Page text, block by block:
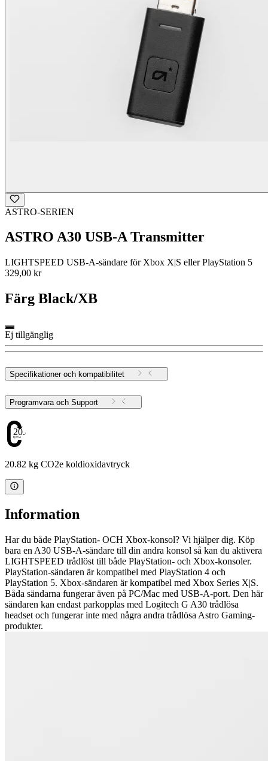
ASTRO-SERIEN
ASTRO A30 USB-A Transmitter
LIGHTSPEED USB-A-sändare för Xbox X|S eller PlayStation 5
329,00 kr
Färg Black/XB
Ej tillgänglig
Specifikationer och kompatibilitet
Programvara och Support
20.82
20.82 kg CO2e koldioxidavtryck
Information
Har du både PlayStation- OCH Xbox-konsol? Vi hjälper dig. Köp
bara en A30 USB-A-sändare till din andra konsol så kan du aktivera
LIGHTSPEED trådlöst till både PlayStation- och Xbox-konsoler.
PlayStation-sändaren är kompatibel med PlayStation 4 och
PlayStation 5. Xbox-sändaren är kompatibel med Xbox Series X|S.
Båda sändarna fungerar även på PC/Mac med USB-A-port. Den här
sändaren kan endast parkopplas med Logitech G A30 trådlösa
headset och fungerar inte med några andra trådlösa Astro Gaming-
produkter.